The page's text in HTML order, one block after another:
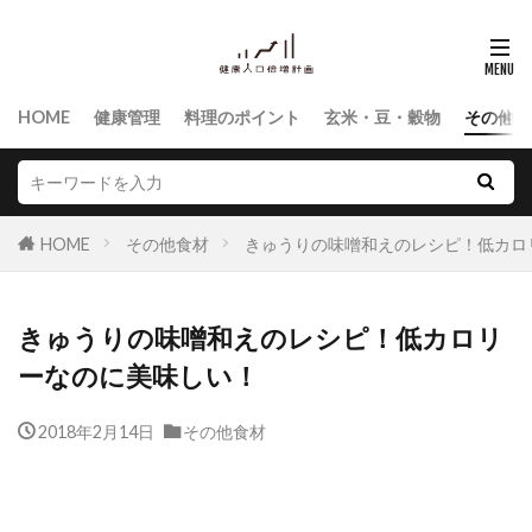
HOME 健康管理 料理のポイント 玄米・豆・穀物 その他
HOME その他食材 きゅうりの味噌和えのレシピ！低カ
きゅうりの味噌和えのレシピ！低カロリ
ーなのに美味しい！
2018年2月14日 その他食材